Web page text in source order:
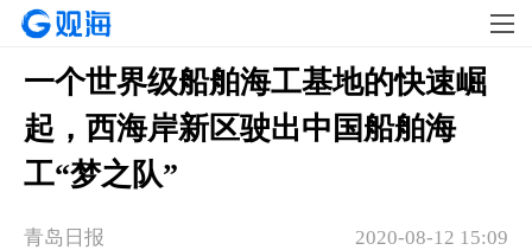
一个世界级船舶海工基地的快速崛
起，西海岸新区驶出中国船舶海
工“梦之队”
2020-08-12 15:09
青岛日报